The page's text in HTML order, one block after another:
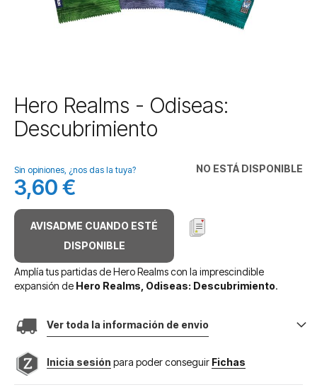
Saltar
al
comienzo
galería
de
imágenes
Hero Realms - Odiseas:
Descubrimiento
NO ESTÁ DISPONIBLE
Sin opiniones, ¿nos das la tuya?
3,60 €
AVISADME CUANDO ESTÉ
DISPONIBLE
Amplía tus partidas de Hero Realms con la imprescindible
expansión de Hero Realms, Odiseas: Descubrimiento.
Ver toda la información de envio
Inicia sesión para poder conseguir Fichas